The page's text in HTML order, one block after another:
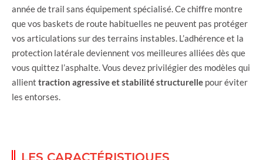
année de trail sans équipement spécialisé. Ce chiffre montre
que vos baskets de route habituelles ne peuvent pas protéger
vos articulations sur des terrains instables. L’adhérence et la
protection latérale deviennent vos meilleures alliées dès que
vous quittez l’asphalte. Vous devez privilégier des modèles qui
allient traction agressive et stabilité structurelle pour éviter
les entorses.
LES CARACTÉRISTIQUES